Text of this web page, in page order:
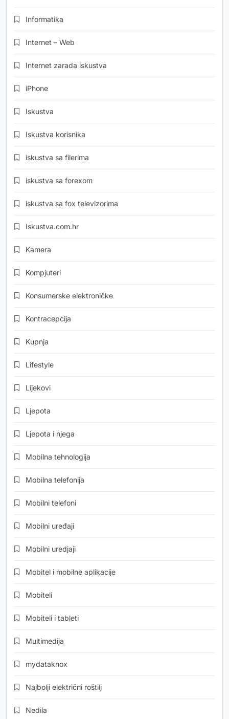
Informatika
Internet – Web
Internet zarada iskustva
iPhone
Iskustva
Iskustva korisnika
iskustva sa filerima
iskustva sa forexom
iskustva sa fox televizorima
Iskustva.com.hr
Kamera
Kompjuteri
Konsumerske elektroničke
Kontracepcija
Kupnja
Lifestyle
Lijekovi
Ljepota
Ljepota i njega
Mobilna tehnologija
Mobilna telefonija
Mobilni telefoni
Mobilni uređaji
Mobilni uredjaji
Mobitel i mobilne aplikacije
Mobiteli
Mobiteli i tableti
Multimedija
mydataknox
Najbolji električni roštilj
Nedila